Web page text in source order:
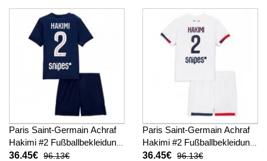
Paris Saint-Germain Achraf
Hakimi #2 Fußballbekleidung
Heimtrikot Kinder 2025-26
36.45€ 96.13€
Paris Saint-Germain Achraf
Hakimi #2 Fußballbekleidung
Auswärtstrikot Kinder 2025-
36.45€ 96.13€